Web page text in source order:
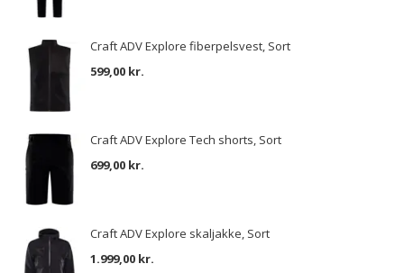
Craft ADV Explore fiberpelsvest, Sort
599,00 kr.
Craft ADV Explore Tech shorts, Sort
699,00 kr.
Craft ADV Explore skaljakke, Sort
1.999,00 kr.